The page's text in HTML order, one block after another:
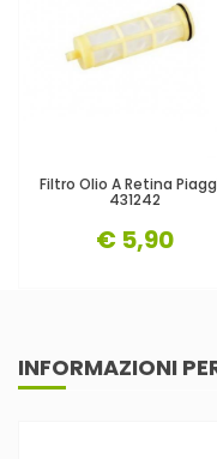
Filtro Olio A Retina
431242
€ 5,90
INFORMAZIONI